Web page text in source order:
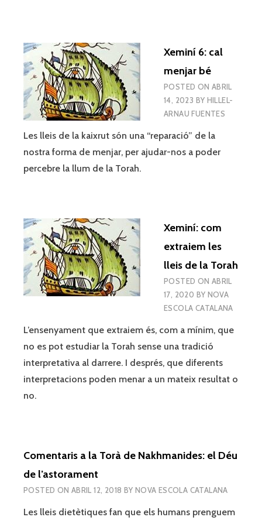
Xeminí 6: cal
menjar bé
POSTED ON ABRIL
14, 2023 BY HILLEL-
ARNAU FUENTES
Les lleis de la kaixrut són una “reparació” de la
nostra forma de menjar, per ajudar-nos a poder
percebre la llum de la Torah.
Xeminí: com
extraiem les
lleis de la Torah
POSTED ON ABRIL
17, 2020 BY NOVA
ESCOLA CATALANA
L’ensenyament que extraiem és, com a mínim, que
no es pot estudiar la Torah sense una tradició
interpretativa al darrere. I després, que diferents
interpretacions poden menar a un mateix resultat o
no.
Comentaris a la Torà de Nakhmanides: el Déu
de l’astorament
POSTED ON ABRIL 12, 2018 BY NOVA ESCOLA CATALANA
Les lleis dietètiques fan que els humans prenguem